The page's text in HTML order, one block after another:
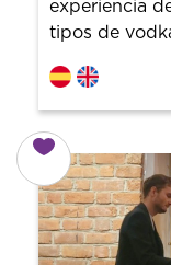
experiencia
tipos de